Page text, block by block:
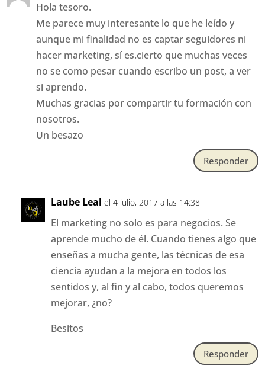
Hola tesoro.
Me parece muy interesante lo que he leído y
aunque mi finalidad no es captar seguidores ni
hacer marketing, sí es.cierto que muchas veces
no se como pesar cuando escribo un post, a ver
si aprendo.
Muchas gracias por compartir tu formación con
nosotros.
Un besazo
Responder
Laube Leal el 4 julio, 2017 a las 14:38
El marketing no solo es para negocios. Se
aprende mucho de él. Cuando tienes algo que
enseñas a mucha gente, las técnicas de esa
ciencia ayudan a la mejora en todos los
sentidos y, al fin y al cabo, todos queremos
mejorar, ¿no?
Besitos
Responder